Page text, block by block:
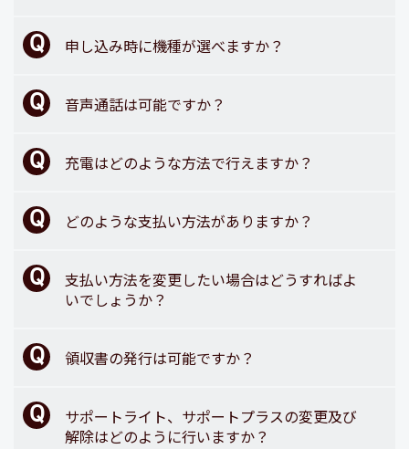
申し込み時に機種が選べますか？
音声通話は可能ですか？
充電はどのような方法で行えますか？
どのような支払い方法がありますか？
支払い方法を変更したい場合はどうすればよ
いでしょうか？
領収書の発行は可能ですか？
サポートライト、サポートプラスの変更及び
解除はどのように行いますか？